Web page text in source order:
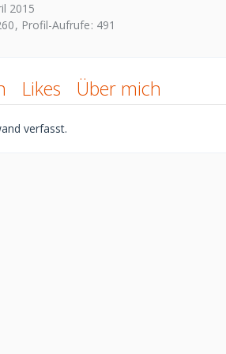
2015
Profil-Aufrufe 491
Likes Über mich
verfasst.